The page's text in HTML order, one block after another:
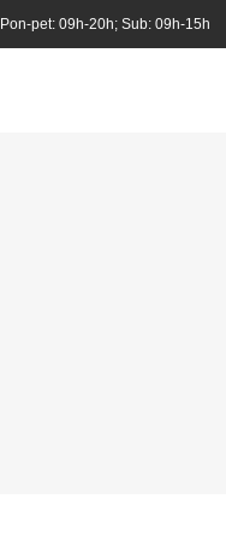
Pon-pet: 09h-20h; Sub: 09h-15h